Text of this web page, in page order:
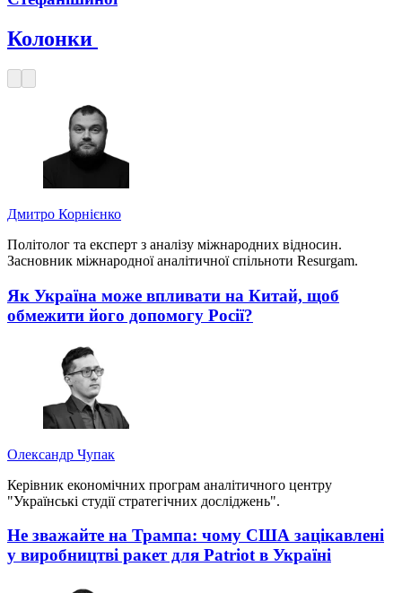
Колонки
Дмитро Корнієнко
Політолог та експерт з аналізу міжнародних відносин.
Засновник міжнародної аналітичної спільноти Resurgam.
Як Україна може впливати на Китай, щоб
обмежити його допомогу Росії?
Олександр Чупак
Керівник економічних програм аналітичного центру
"Українські студії стратегічних досліджень".
Не зважайте на Трампа: чому США зацікавлені
у виробництві ракет для Patriot в Україні